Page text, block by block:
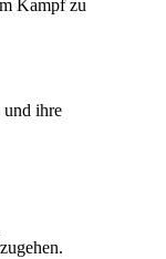
Kampf zu
und ihre